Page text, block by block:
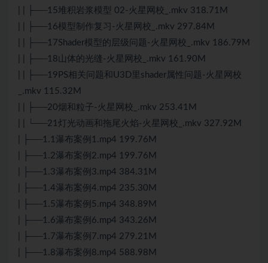
| | ├──15堆积岩浆模型 02-火星网校_.mkv 318.71M
| | ├──16模型制作复习-火星网校_.mkv 297.84M
| | ├──17Shader模型的层级问题-火星网校_.mkv 186.79M
| | ├──18山体的光缝-火星网校_.mkv 161.90M
| | ├──19PS相关问题和U3D里shader属性问题-火星网校
_.mkv 115.32M
| | ├──20烟和粒子-火星网校_.mkv 253.41M
| | └──21灯光动画和拖尾火焰-火星网校_.mkv 327.92M
| ├──1.1瀑布案例1.mp4 199.76M
| ├──1.2瀑布案例2.mp4 199.76M
| ├──1.3瀑布案例3.mp4 384.31M
| ├──1.4瀑布案例4.mp4 235.30M
| ├──1.5瀑布案例5.mp4 348.89M
| ├──1.6瀑布案例6.mp4 343.26M
| ├──1.7瀑布案例7.mp4 279.21M
| ├──1.8瀑布案例8.mp4 588.98M